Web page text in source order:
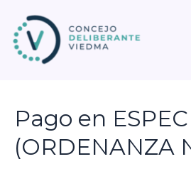
contenido
Pago en
(ORDENANZA